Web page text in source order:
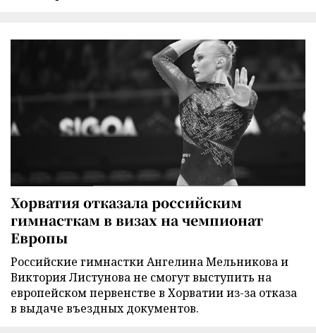
Хорватия отказала российским
гимнасткам в визах на чемпионат
Европы
Российские гимнастки Ангелина Мельникова и
Виктория Листунова не смогут выступить на
европейском первенстве в Хорватии из-за отказа
в выдаче въездных документов.